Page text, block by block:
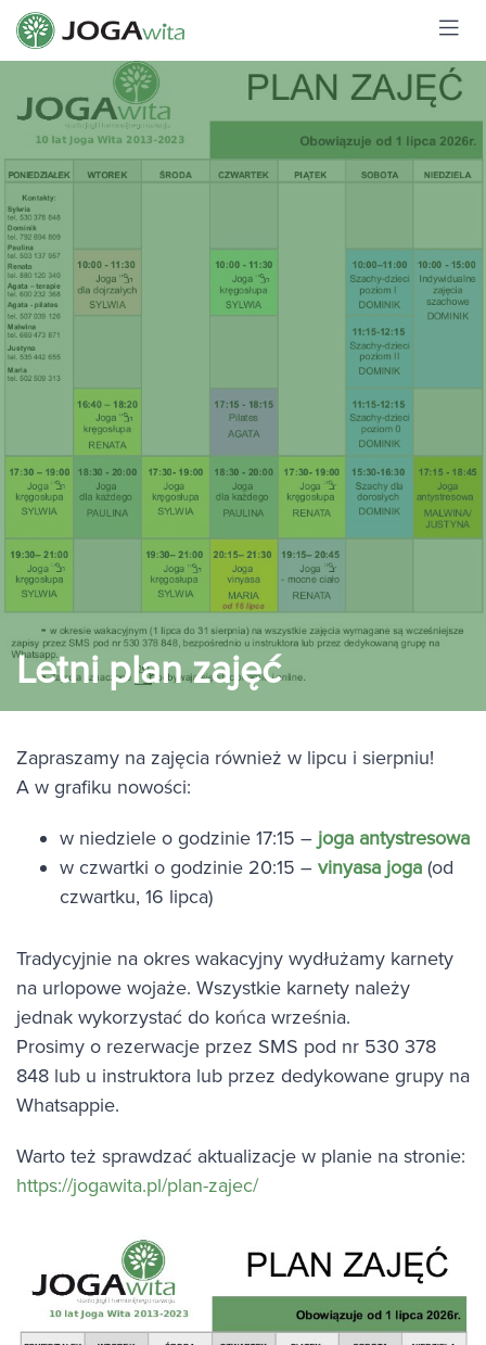
Letni plan zajęć
Zapraszamy na zajęcia również w lipcu i sierpniu!
A w grafiku nowości:
w niedziele o godzinie 17:15 – joga antystresowa
w czwartki o godzinie 20:15 – vinyasa joga (od
czwartku, 16 lipca)
Tradycyjnie na okres wakacyjny wydłużamy karnety
na urlopowe wojaże. Wszystkie karnety należy
jednak wykorzystać do końca września.
Prosimy o rezerwacje przez SMS pod nr 530 378
848 lub u instruktora lub przez dedykowane grupy na
Whatsappie.
Warto też sprawdzać aktualizacje w planie na stronie:
https://jogawita.pl/plan-zajec/